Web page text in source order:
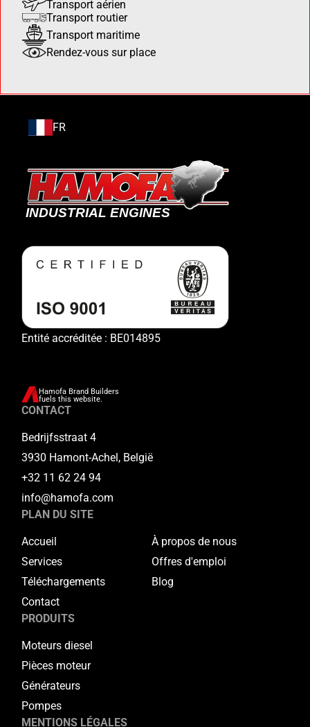
Transport aérien
Transport routier
Transport maritime
Rendez-vous sur place
FR
Entité accréditée : BE014895
Hamofa Brand Builders
fuels this website.
CONTACT
Bedrijfsstraat 4
3930 Hamont-Achel, België
+32 11 62 24 94
info@hamofa.com
PLAN DU SITE
Accueil
À propos de nous
Services
Offres d'emploi
Téléchargements
Blog
Contact
PRODUITS
Moteurs diesel
Pièces moteur
Générateurs
Pompes
MENTIONS LÉGALES